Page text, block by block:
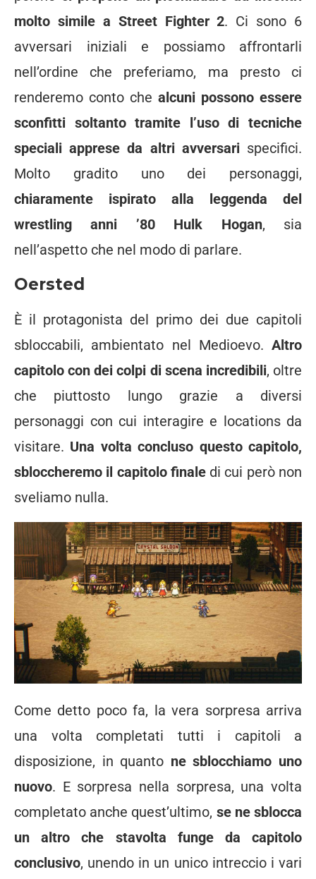
molto simile a Street Fighter 2. Ci sono 6
avversari iniziali e possiamo affrontarli
nell’ordine che preferiamo, ma presto ci
renderemo conto che alcuni possono essere
sconfitti soltanto tramite l’uso di tecniche
speciali apprese da altri avversarispecifici.
Molto gradito uno dei personaggi,
chiaramente ispirato alla leggenda del
wrestling anni ’80 Hulk Hogan, sia
nell’aspetto che nel modo di parlare.
Oersted
È il protagonista del primo dei due capitoli
sbloccabili, ambientato nel Medioevo. Altro
capitolo con dei colpi di scena incredibili, oltre
che piuttosto lungo grazie a diversi
personaggi con cui interagire e locations da
visitare. Una volta concluso questo capitolo,
sbloccheremo il capitolo finaledi cui però non
sveliamo nulla.
Come detto poco fa, la vera sorpresa arriva
una volta completati tutti i capitoli a
disposizione, in quanto ne sblocchiamo uno
nuovo. E sorpresa nella sorpresa, una volta
completato anche quest’ultimo, se ne sblocca
un altro che stavolta funge da capitolo
conclusivo, unendo in un unico intreccio i vari